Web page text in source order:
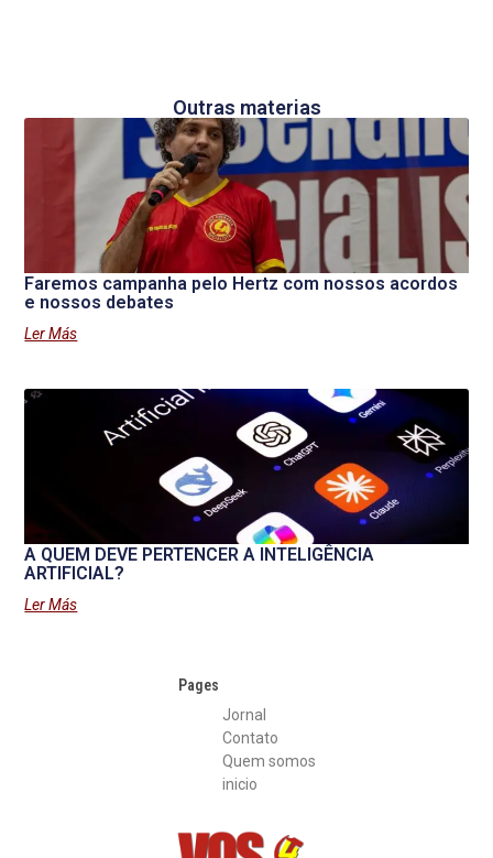
Outras materias
Faremos campanha pelo Hertz com nossos acordos
e nossos debates
Ler Más
A QUEM DEVE PERTENCER A INTELIGÊNCIA
ARTIFICIAL?
Ler Más
Pages
Jornal
Contato
Quem somos
inicio